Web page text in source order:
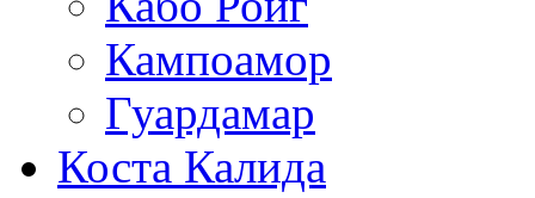
Кампоамор
Гуардамар
Коста Калида